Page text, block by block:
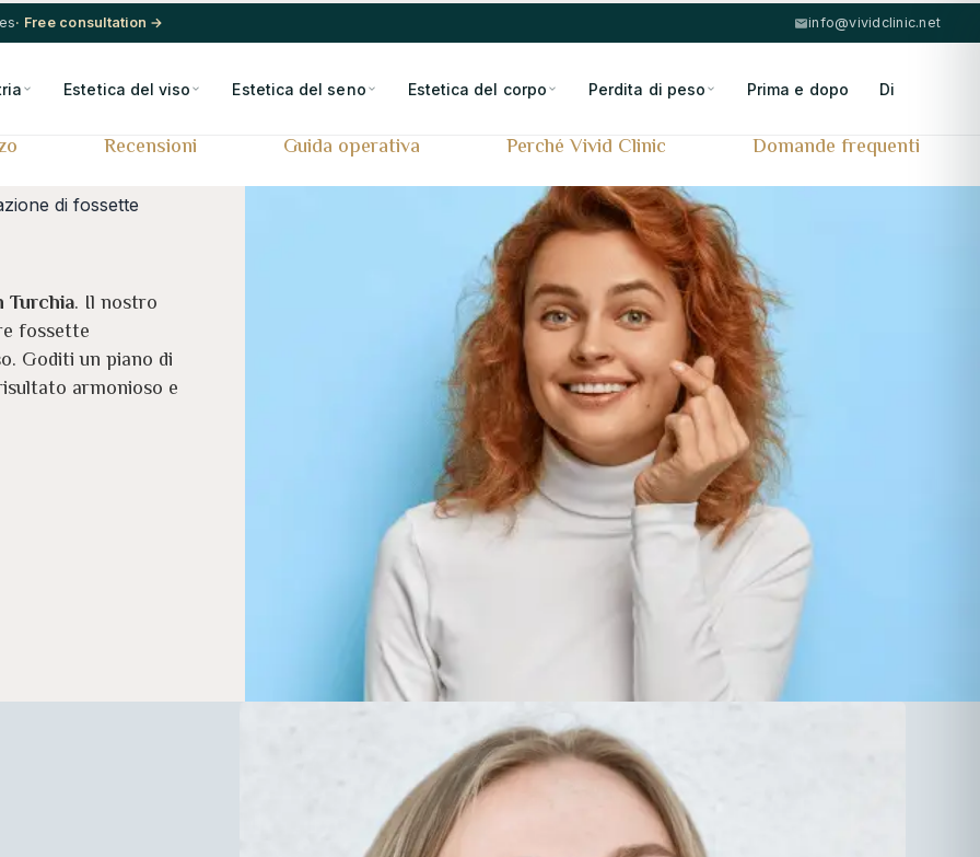
· Free consultation → info@vividclinic.net
Estetica del viso Estetica del seno Estetica del corpo Perdita di peso Prima e dopo Di
di fossette
Turchia. Il nostro
fossette
Goditi un piano di
armonioso e
Recensioni Guida operativa Perché Vivid Clinic Domande frequenti